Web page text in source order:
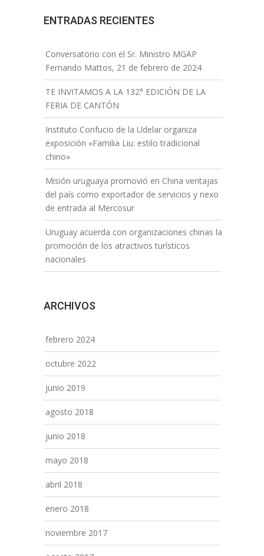
ENTRADAS RECIENTES
Conversatorio con el Sr. Ministro MGAP
Fernando Mattos, 21 de febrero de 2024
TE INVITAMOS A LA 132° EDICIÓN DE LA
FERIA DE CANTÓN
Instituto Confucio de la Udelar organiza
exposición «Familia Liu: estilo tradicional
chino»
Misión uruguaya promovió en China ventajas
del país como exportador de servicios y nexo
de entrada al Mercosur
Uruguay acuerda con organizaciones chinas la
promoción de los atractivos turísticos
nacionales
ARCHIVOS
febrero 2024
octubre 2022
junio 2019
agosto 2018
junio 2018
mayo 2018
abril 2018
enero 2018
noviembre 2017